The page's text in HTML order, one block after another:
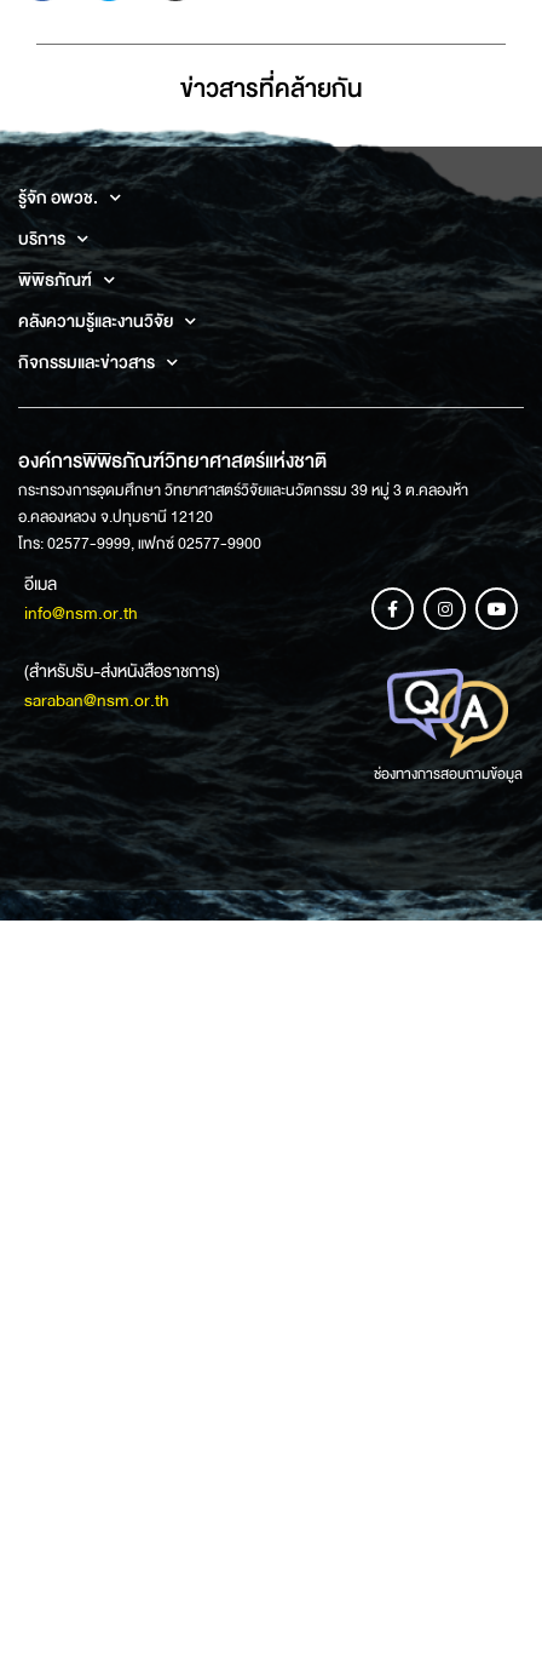
ข่าวสารที่่คล้ายกัน
รู้จัก อพวช.
บริการ
พิพิธภัณฑ์
คลังความรู้และงานวิจัย
กิจกรรมและข่าวสาร
องค์การพิพิธภัณฑ์วิทยาศาสตร์แห่งชาติ
กระทรวงการอุดมศึกษา วิทยาศาสตร์วิจัยและนวัตกรรม 39 หมู่ 3 ต.คลองห้า
อ.คลองหลวง จ.ปทุมธานี 12120
โทร: 02577-9999, แฟกซ์ 02577-9900
อีเมล
info@nsm.or.th
(สำหรับรับ-ส่งหนังสือราชการ)
saraban@nsm.or.th
ช่องทางการสอบถามข้อมูล